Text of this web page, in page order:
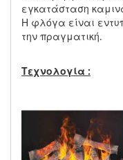
εγκατάσταση
Η φλόγα είναι
την πραγματική.
Τεχνολογία :